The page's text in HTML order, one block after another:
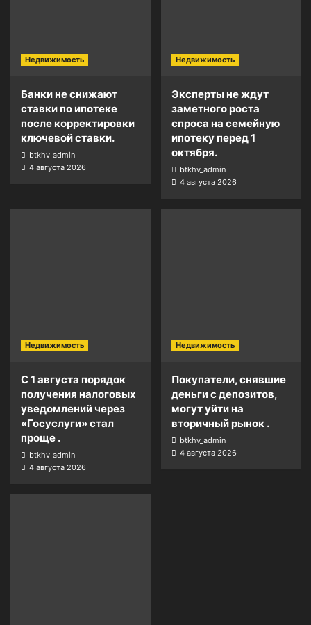
Недвижимость
Банки не снижают
ставки по ипотеке
после корректировки
ключевой ставки.
btkhv_admin
4 августа 2026
Недвижимость
Эксперты не ждут
заметного роста
спроса на семейную
ипотеку перед 1
октября.
btkhv_admin
4 августа 2026
Недвижимость
С 1 августа порядок
получения налоговых
уведомлений через
«Госуслуги» стал
проще .
btkhv_admin
4 августа 2026
Недвижимость
Покупатели, снявшие
деньги с депозитов,
могут уйти на
вторичный рынок .
btkhv_admin
4 августа 2026